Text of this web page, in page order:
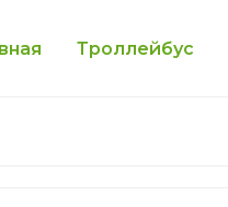
Троллейбус